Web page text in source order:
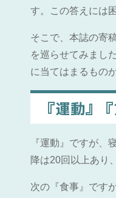
す。この答えには
そこで、本誌の寄
を巡らせてみまし
に当てはまるもの
『運動』
『運動』ですが、
降は20回以上あり
次の『食事』です